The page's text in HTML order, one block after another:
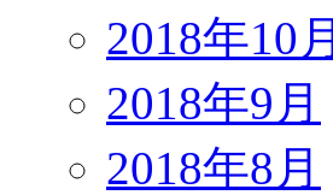
2018年10月
2018年9月
2018年8月